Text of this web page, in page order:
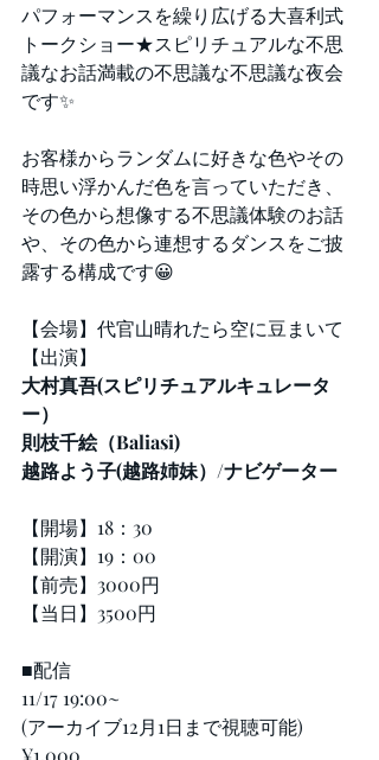
パフォーマンスを繰り広げる大喜利式
トークショー★スピリチュアルな不思
議なお話満載の不思議な不思議な夜会
です✨
お客様からランダムに好きな色やその
時思い浮かんだ色を言っていただき、
その色から想像する不思議体験のお話
や、その色から連想するダンスをご披
露する構成です😀
【会場】代官山晴れたら空に豆まいて
【出演】
大村真吾(スピリチュアルキュレータ
ー）
則枝千絵（Baliasi)
越路よう子(越路姉妹）/ナビゲーター
【開場】18：30
【開演】19：00
【前売】3000円
【当日】3500円
■配信
11/17 19:00~
(アーカイブ12月1日まで視聴可能)
¥1,000